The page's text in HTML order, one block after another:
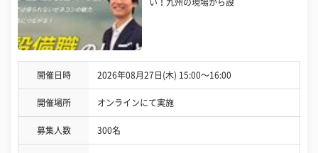
い！九州の現場から設
開催日時 2026年08月27日(木) 15:00〜16:00
開催場所 オンラインにて実施
募集人数 300名